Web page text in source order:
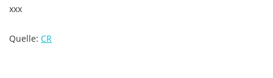
xxx
Quelle: CR